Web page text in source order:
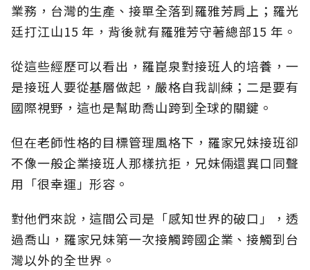
業務，台灣的生產、接單全落到羅雅芳肩上；羅光
廷打江山15 年，背後就有羅雅芳守著總部15 年。
從這些經歷可以看出，羅崑泉對接班人的培養，一
是接班人要從基層做起，嚴格自我訓練；二是要有
國際視野，這也是幫助喬山跨到全球的關鍵。
但在老師性格的目標管理風格下，羅家兄妹接班卻
不像一般企業接班人那樣抗拒，兄妹倆還異口同聲
用「很幸運」形容。
對他們來說，這間公司是「感知世界的破口」，透
過喬山，羅家兄妹第一次接觸跨國企業、接觸到台
灣以外的全世界。